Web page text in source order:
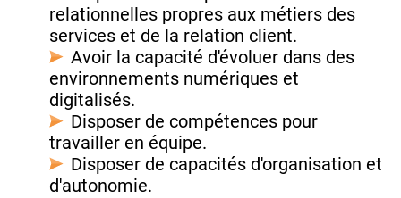
relationnelles propres aux métiers des
services et de la relation client.
Avoir la capacité d'évoluer dans des
environnements numériques et
digitalisés.
Disposer de compétences pour
travailler en équipe.
Disposer de capacités d'organisation et
d'autonomie.